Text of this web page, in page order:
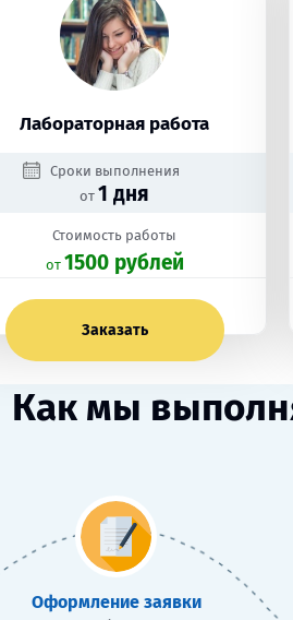
Лабораторная работа
Сроки выполнения
от 1 дня
Стоимость работы
oт 1500 рублей
Заказать
Как мы
Оформление заявки